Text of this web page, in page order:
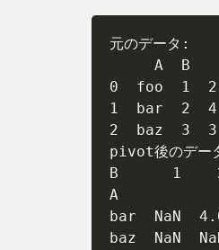
元のデータ:
A  B
0  foo  1
1  bar  2
2  baz  3
pivot後のデー
B      1
bar  NaN
baz  NaN